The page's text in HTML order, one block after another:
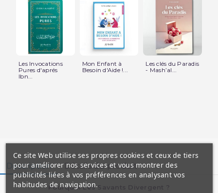
Les Invocations
Pures d'aprés
Ibn...
Mon Enfant à
Besoin d'Aide !...
Les clés du Paradis
- Mash’al...
Description Détails du produit
Pourquoi Les Savants Divergent ?
Ce site Web utilise ses propres cookies et ceux de tiers
pour améliorer nos services et vous montrer des
publicités liées à vos préférences en analysant vos
habitudes de navigation.